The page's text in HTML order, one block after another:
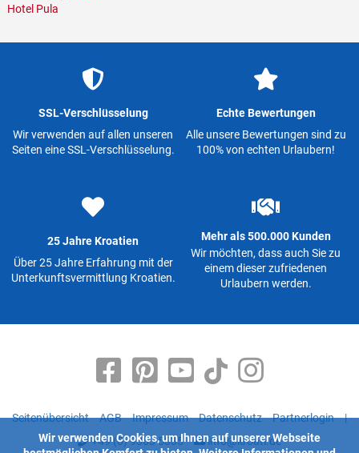
Hotel Pula
SSL-Verschlüsselung
Wir verwenden auf allen unseren
Seiten eine SSL-Verschlüsselung.
Echte Bewertungen
Alle unsere Bewertungen sind zu
100% von echten Urlaubern!
25 Jahre Kroatien
Über 25 Jahre Erfahrung mit der
Unterkunftsvermittlung Kroatien.
Mehr als 500.000 Kunden
Wir möchten, dass auch Sie zu
einem dieser zufriedenen
Urlaubern werden.
Seitenübersicht AGB Impressum Datenschutz Partnerlogin
|
+49 (0) 9363 5335
info@kroati.de
Wir verwenden Cookies, um Ihnen auf unserer Webseite